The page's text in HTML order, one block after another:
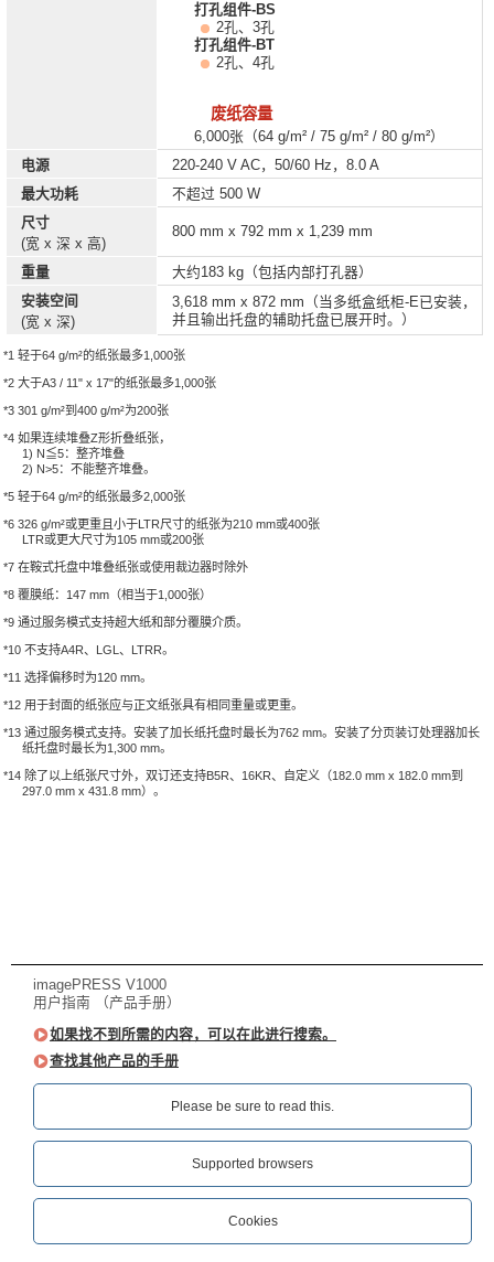
打孔组件-BS
2孔、3孔
打孔组件-BT
2孔、4孔
废纸容量
6,000张（64 g/m² / 75 g/m² / 80 g/m²）
电源
220-240 V AC，50/60 Hz，8.0 A
最大功耗
不超过 500 W
尺寸
(宽 x 深 x 高)
800 mm x 792 mm x 1,239 mm
重量
大约183 kg（包括内部打孔器）
安装空间
(宽 x 深)
3,618 mm x 872 mm（当多纸盒纸柜-E已安装，
并且输出托盘的辅助托盘已展开时。）
*1 轻于64 g/m²的纸张最多1,000张
*2 大于A3 / 11" x 17"的纸张最多1,000张
*3 301 g/m²到400 g/m²为200张
*4 如果连续堆叠Z形折叠纸张，
1) N≦5：整齐堆叠
2) N>5：不能整齐堆叠。
*5 轻于64 g/m²的纸张最多2,000张
*6 326 g/m²或更重且小于LTR尺寸的纸张为210 mm或400张
LTR或更大尺寸为105 mm或200张
*7 在鞍式托盘中堆叠纸张或使用裁边器时除外
*8 覆膜纸：147 mm（相当于1,000张）
*9 通过服务模式支持超大纸和部分覆膜介质。
*10 不支持A4R、LGL、LTRR。
*11 选择偏移时为120 mm。
*12 用于封面的纸张应与正文纸张具有相同重量或更重。
*13 通过服务模式支持。安装了加长纸托盘时最长为762 mm。安装了分页装订处理器加长
纸托盘时最长为1,300 mm。
*14 除了以上纸张尺寸外，双订还支持B5R、16KR、自定义（182.0 mm x 182.0 mm到
297.0 mm x 431.8 mm）。
imagePRESS V1000
用户指南 （产品手册）
如果找不到所需的内容，可以在此进行搜索。
查找其他产品的手册
Please be sure to read this.‎
Supported browsers
Cookies